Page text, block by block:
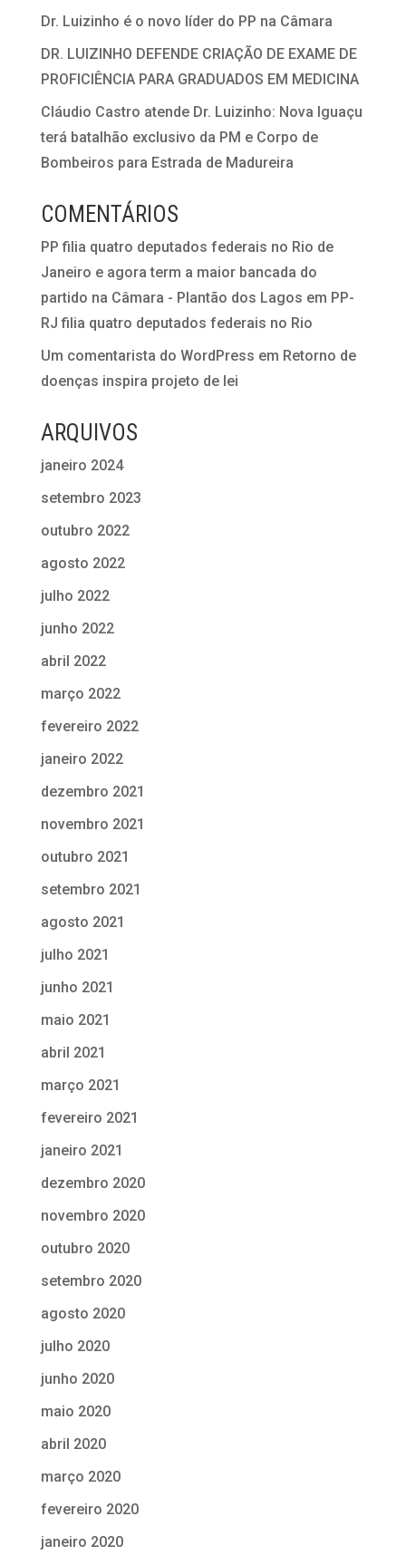
Dr. Luizinho é o novo líder do PP na Câmara
DR. LUIZINHO DEFENDE CRIAÇÃO DE EXAME DE
PROFICIÊNCIA PARA GRADUADOS EM MEDICINA
Cláudio Castro atende Dr. Luizinho: Nova Iguaçu
terá batalhão exclusivo da PM e Corpo de
Bombeiros para Estrada de Madureira
COMENTÁRIOS
PP filia quatro deputados federais no Rio de
Janeiro e agora term a maior bancada do
partido na Câmara - Plantão dos Lagos em PP-
RJ filia quatro deputados federais no Rio
Um comentarista do WordPress em Retorno de
doenças inspira projeto de lei
ARQUIVOS
janeiro 2024
setembro 2023
outubro 2022
agosto 2022
julho 2022
junho 2022
abril 2022
março 2022
fevereiro 2022
janeiro 2022
dezembro 2021
novembro 2021
outubro 2021
setembro 2021
agosto 2021
julho 2021
junho 2021
maio 2021
abril 2021
março 2021
fevereiro 2021
janeiro 2021
dezembro 2020
novembro 2020
outubro 2020
setembro 2020
agosto 2020
julho 2020
junho 2020
maio 2020
abril 2020
março 2020
fevereiro 2020
janeiro 2020